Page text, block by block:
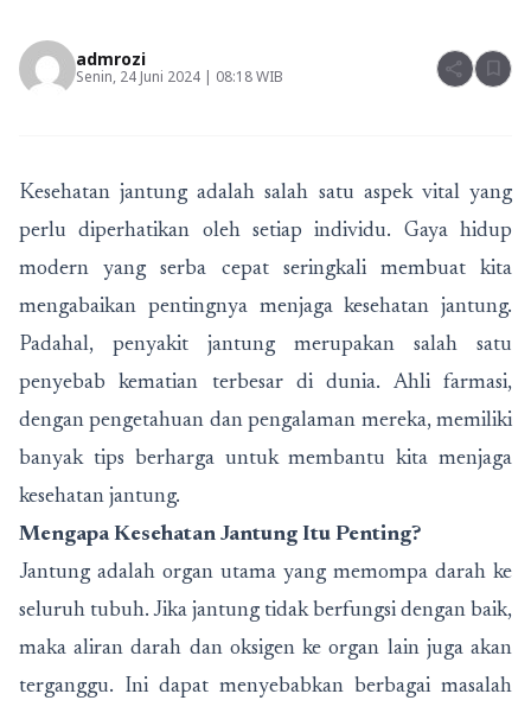
admrozi
Senin, 24 Juni 2024 | 08:18 WIB share bookmark
Kesehatan jantung adalah salah satu aspek vital yang
perlu diperhatikan oleh setiap individu. Gaya hidup
modern yang serba cepat seringkali membuat kita
mengabaikan pentingnya menjaga kesehatan jantung.
Padahal, penyakit jantung merupakan salah satu
penyebab kematian terbesar di dunia. Ahli farmasi,
dengan pengetahuan dan pengalaman mereka, memiliki
banyak tips berharga untuk membantu kita menjaga
kesehatan jantung.
Mengapa Kesehatan Jantung Itu Penting?
Jantung adalah organ utama yang memompa darah ke
seluruh tubuh. Jika jantung tidak berfungsi dengan baik,
maka aliran darah dan oksigen ke organ lain juga akan
terganggu. Ini dapat menyebabkan berbagai masalah